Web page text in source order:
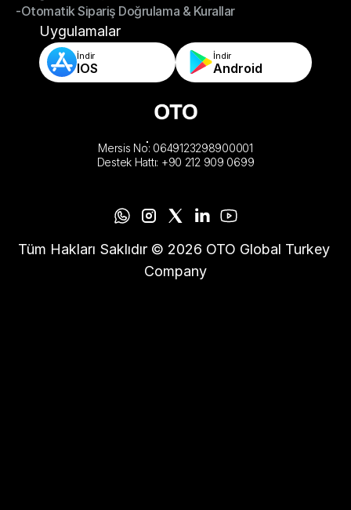
-Mağaza ve Depo Tamamlama Uygulamaları
-Otomatik Sipariş Doğrulama & Kurallar
-Otomatik Sipariş Doğrulama & Kurallar
Uygulamalar
İndir
IOS
İndir
Android
Mersis No: 0649123298900001
Destek Hattı: +90 212 909 0699
Tüm Hakları Saklıdır © 2026 OTO Global Turkey
Company